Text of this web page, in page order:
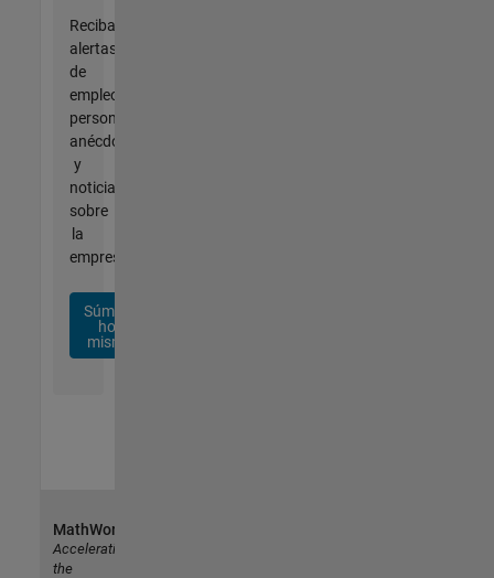
Reciba
alertas
de
empleo
personalizadas,
anécdotas
y
noticias
sobre
la
empresa.
Súmese
hoy
mismo
MathWorks
Accelerating
the